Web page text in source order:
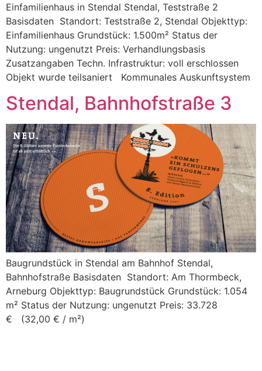
Einfamilienhaus in Stendal Stendal, Teststraße 2
Basisdaten Standort: Teststraße 2, Stendal Objekttyp:
Einfamilienhaus Grundstück: 1.500m² Status der
Nutzung: ungenutzt Preis: Verhandlungsbasis
Zusatzangaben Techn. Infrastruktur: voll erschlossen
Objekt wurde teilsaniert Kommunales Auskunftsystem
Stendal, Bahnhofstraße 3
Baugrundstück in Stendal am Bahnhof Stendal,
Bahnhofstraße Basisdaten Standort: Am Thormbeck,
Arneburg Objekttyp: Baugrundstück Grundstück: 1.054
m² Status der Nutzung: ungenutzt Preis: 33.728
€ (32,00 € / m²)